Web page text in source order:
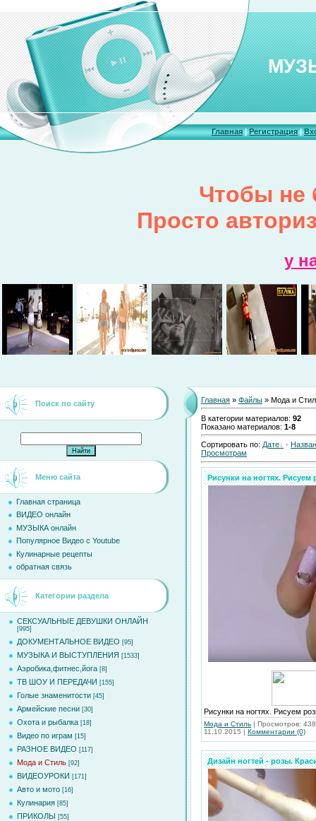
Главная|Регистрация|
Чтобы не
Просто
у
Поиск по сайту
Меню сайта
Главная страница
ВИДЕО онлайн
МУЗЫКА онлайн
Популярное Видео с Youtube
Кулинарные рецепты
обратная связь
Категории раздела
СЕКСУАЛЬНЫЕ ДЕВУШКИ ОНЛАЙН
[995]
ДОКУМЕНТАЛЬНОЕ ВИДЕО [95]
МУЗЫКА И ВЫСТУПЛЕНИЯ [1533]
Аэробика,фитнес,йога [8]
ТВ ШОУ И ПЕРЕДАЧИ [155]
Голые знаменитости [45]
Армейские песни [30]
Охота и рыбалка [18]
Видео по играм [15]
РАЗНОЕ ВИДЕО [117]
Мода и Стиль [92]
ВИДЕОУРОКИ [171]
Авто и мото [16]
Кулинария [85]
ПРИКОЛЫ [55]
Главная » Файлы » Мода и
В категории материалов: 92
Показано материалов: 1-8
Сортировать по: Дате ·
Просмотрам
Рисунки на ногтях. Рисуем
Рисунки на ногтях. Рисуем
Мода и Стиль | Просмотров: 438
11.10.2015 | Комментарии (0)
Дизайн ногтей - розы.